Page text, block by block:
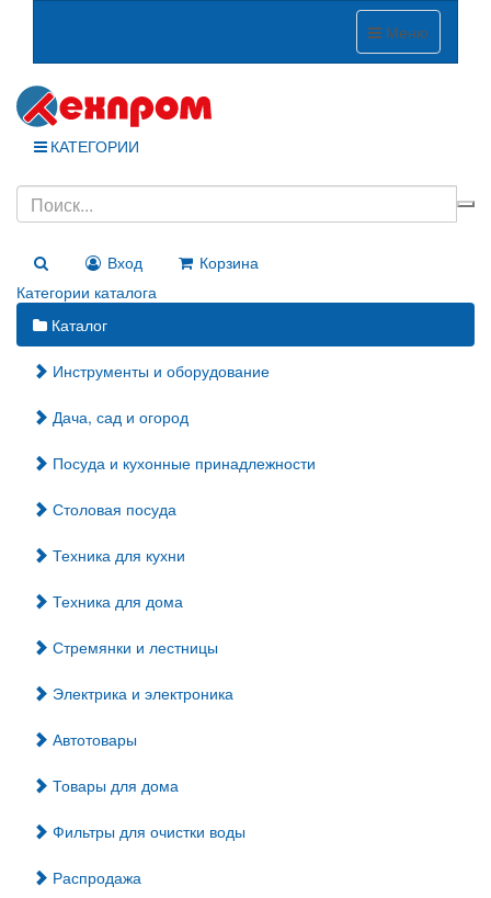
Меню
КАТЕГОРИИ
Вход
Корзина
Категории каталога
Каталог
Инструменты и оборудование
Дача, сад и огород
Посуда и кухонные принадлежности
Столовая посуда
Техника для кухни
Техника для дома
Стремянки и лестницы
Электрика и электроника
Автотовары
Товары для дома
Фильтры для очистки воды
Распродажа